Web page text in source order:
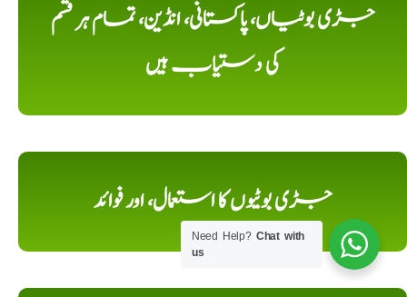
جڑی بوٹیاں، پاکستانی، انڈین، تمام ہر قسم
کی دستیاب ہیں
جڑی بوٹیوں کا استعمال، اور فوائد
Need Help?Chat with
us